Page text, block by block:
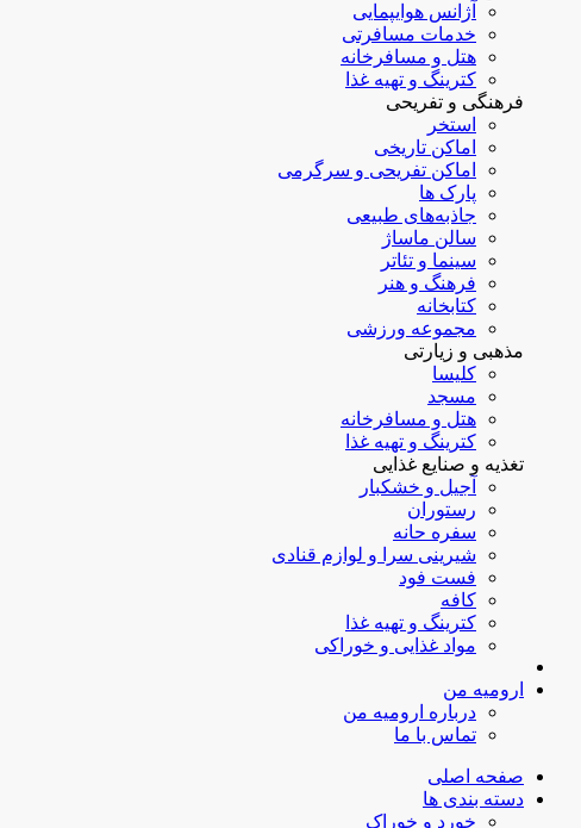
آژانس هوایپمایی
خدمات مسافرتی
هتل و مسافرخانه
کترینگ و تهیه غذا
فرهنگی و تفریحی
استخر
اماکن تاریخی
اماکن تفریحی و سرگرمی
پارک ها
جاذبه‌های طبیعی
سالن ماساژ
سینما و تئاتر
فرهنگ و هنر
کتابخانه
مجموعه ورزشی
مذهبی و زیارتی
کلیسا
مسجد
هتل و مسافرخانه
کترینگ و تهیه غذا
تغذیه و صنایع غذایی
آجیل و خشکبار
رستوران
سفره حانه
شیرینی سرا و لوازم قنادی
فست فود
کافه
کترینگ و تهیه غذا
مواد غذایی و خوراکی
ارومیه من
درباره ارومیه من
تماس با ما
صفحه اصلی
دسته بندی ها
خورد و خوراک